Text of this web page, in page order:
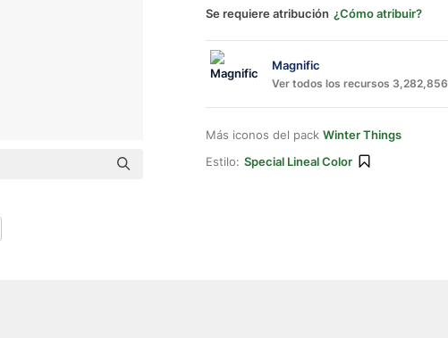
Se requiere atribución ¿Cómo atribuir?
Magnific
Ver todos los recursos 3,282,856
Más iconos del pack Winter Things
Estilo: Special Lineal Color